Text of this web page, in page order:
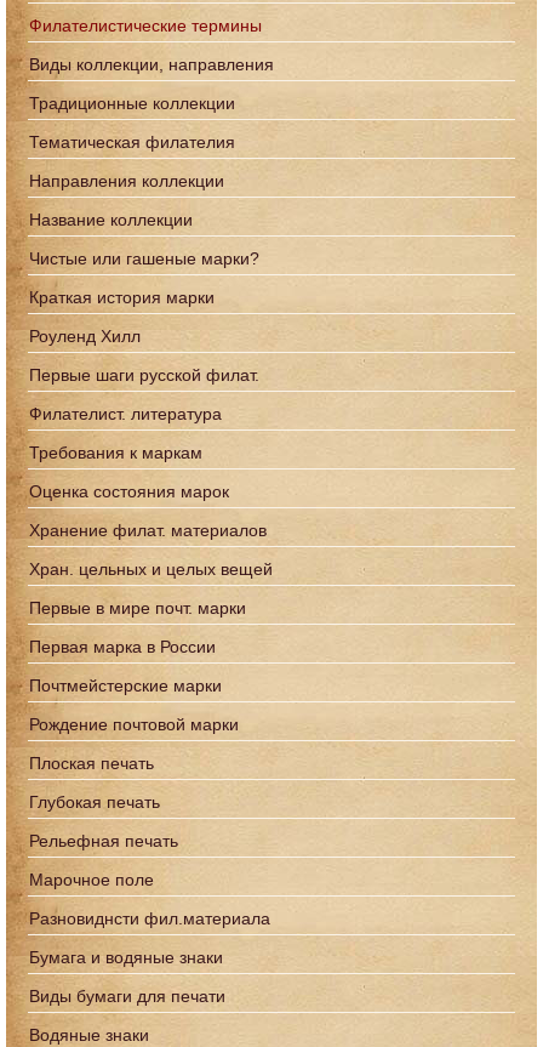
Филателистические термины
Виды коллекции, направления
Традиционные коллекции
Тематическая филателия
Направления коллекции
Название коллекции
Чистые или гашеные марки?
Краткая история марки
Роуленд Хилл
Первые шаги русской филат.
Филателист. литература
Требования к маркам
Оценка состояния марок
Хранение филат. материалов
Хран. цельных и целых вещей
Первые в мире почт. марки
Первая марка в России
Почтмейстерские марки
Рождение почтовой марки
Плоская печать
Глубокая печать
Рельефная печать
Марочное поле
Разновиднсти фил.материала
Бумага и водяные знаки
Виды бумаги для печати
Водяные знаки